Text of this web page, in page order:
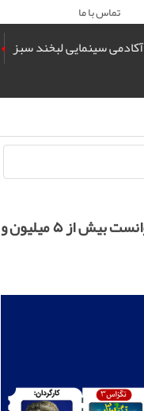
تماس با ما
آکادمی سینمایی لبخند سبز
سال بود که از آذر ماه روی پرده رفت و توانست بیش از ۵ میلیون و